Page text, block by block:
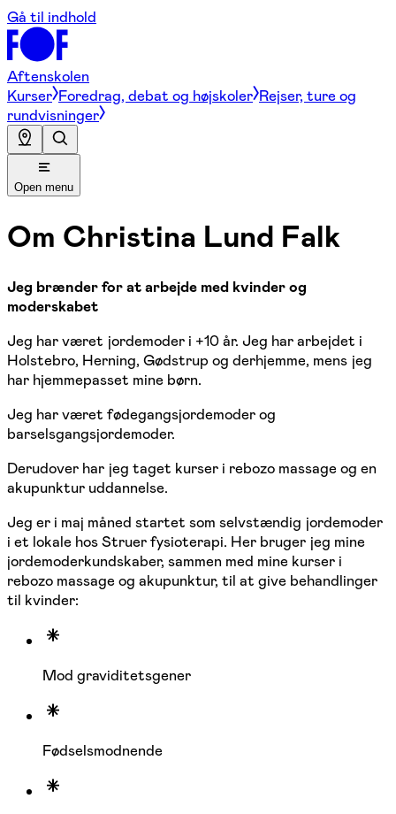
Gå til indhold
Aftenskolen
Kurser Foredrag, debat og højskoler Rejser, ture og
rundvisninger
Open menu
Om Christina Lund Falk
Jeg brænder for at arbejde med kvinder og
moderskabet
Jeg har været jordemoder i +10 år. Jeg har arbejdet i
Holstebro, Herning, Gødstrup og derhjemme, mens jeg
har hjemmepasset mine børn.
Jeg har været fødegangsjordemoder og
barselsgangsjordemoder.
Derudover har jeg taget kurser i rebozo massage og en
akupunktur uddannelse.
Jeg er i maj måned startet som selvstændig jordemoder
i et lokale hos Struer fysioterapi. Her bruger jeg mine
jordemoderkundskaber, sammen med mine kurser i
rebozo massage og akupunktur, til at give behandlinger
til kvinder:
Mod graviditetsgener
Fødselsmodnende